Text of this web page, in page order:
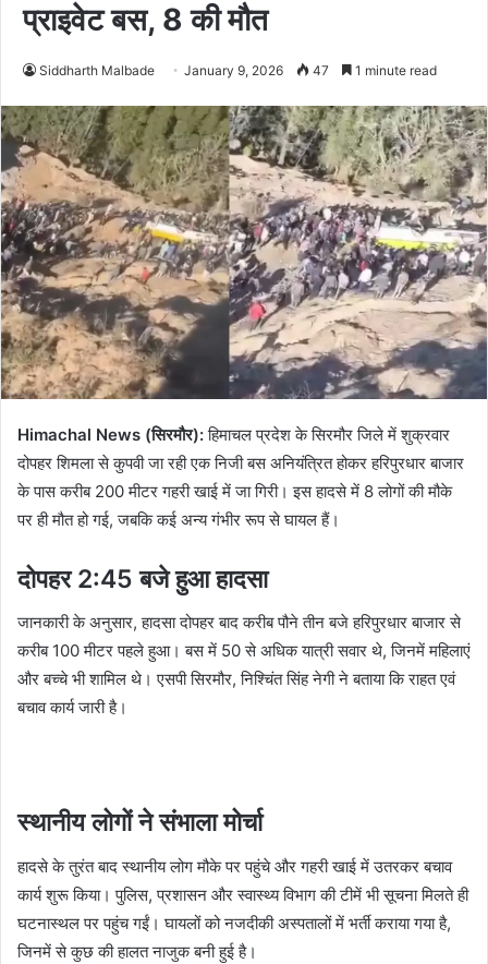
प्राइवेट बस, 8 की मौत
Siddharth Malbade January 9, 2026 47 1 minute read
Himachal News (सिरमौर):हिमाचल प्रदेश के सिरमौर जिले में शुक्रवार
दोपहर शिमला से कुपवी जा रही एक निजी बस अनियंत्रित होकर हरिपुरधार बाजार
के पास करीब 200 मीटर गहरी खाई में जा गिरी। इस हादसे में 8 लोगों की मौके
पर ही मौत हो गई, जबकि कई अन्य गंभीर रूप से घायल हैं।
दोपहर 2:45 बजे हुआ हादसा
जानकारी के अनुसार, हादसा दोपहर बाद करीब पौने तीन बजे हरिपुरधार बाजार से
करीब 100 मीटर पहले हुआ। बस में 50 से अधिक यात्री सवार थे, जिनमें महिलाएं
और बच्चे भी शामिल थे। एसपी सिरमौर, निश्चिंत सिंह नेगी ने बताया कि राहत एवं
बचाव कार्य जारी है।
स्थानीय लोगों ने संभाला मोर्चा
हादसे के तुरंत बाद स्थानीय लोग मौके पर पहुंचे और गहरी खाई में उतरकर बचाव
कार्य शुरू किया। पुलिस, प्रशासन और स्वास्थ्य विभाग की टीमें भी सूचना मिलते ही
घटनास्थल पर पहुंच गईं। घायलों को नजदीकी अस्पतालों में भर्ती कराया गया है,
जिनमें से कुछ की हालत नाजुक बनी हुई है।